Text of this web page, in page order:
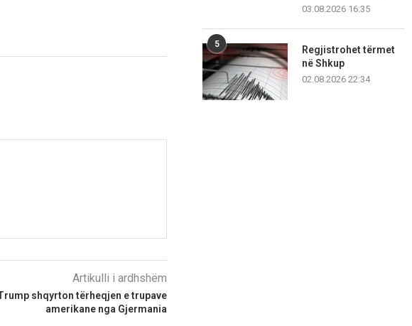
Artikulli i ardhshëm
shqyrton tërheqjen e trupave
amerikane nga Gjermania
03.08.2026 16:35
5
Regjistrohet tërmet
në Shkup
02.08.2026 22:34